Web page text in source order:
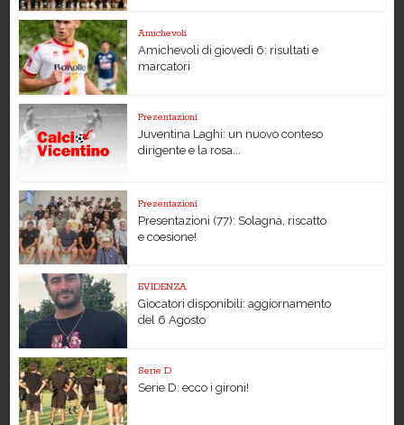
Amichevoli
Amichevoli di giovedì 6: risultati e
marcatori
Presentazioni
Juventina Laghi: un nuovo conteso
dirigente e la rosa...
Presentazioni
Presentazioni (77): Solagna, riscatto
e coesione!
EVIDENZA
Giocatori disponibili: aggiornamento
del 6 Agosto
Serie D
Serie D: ecco i gironi!